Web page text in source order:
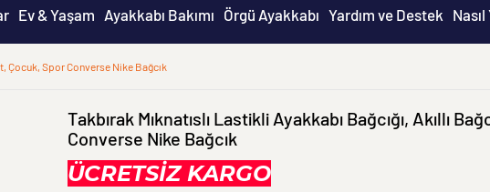
Ev & Yaşam Ayakkabı Bakımı Örgü Ayakkabı Yardım ve Destek Nasıl
Çocuk, Spor Converse Nike Bağcık
Takbırak Mıknatıslı Lastikli Ayakkabı Bağcığı, Akıllı
Converse Nike Bağcık
ÜCRETSİZ KARGO